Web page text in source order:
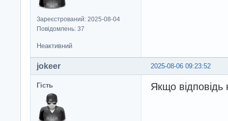
Зареєстрований: 2025-08-04
Повідомлень: 37
Неактивний
2025-08-06 09:23:52
jokeer
Гість Якщо відповідь